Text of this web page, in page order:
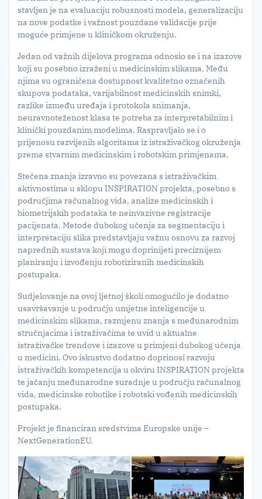
stavljen je na evaluaciju robusnosti modela, generalizaciju
na nove podatke i važnost pouzdane validacije prije
moguće primjene u kliničkom okruženju.
Jedan od važnih dijelova programa odnosio se i na izazove
koji su posebno izraženi u medicinskim slikama. Među
njima su ograničena dostupnost kvalitetno označenih
skupova podataka, varijabilnost medicinskih snimki,
razlike između uređaja i protokola snimanja,
neuravnoteženost klasa te potreba za interpretabilnim i
klinički pouzdanim modelima. Raspravljalo se i o
prijenosu razvijenih algoritama iz istraživačkog okruženja
prema stvarnim medicinskim i robotskim primjenama.
Stečena znanja izravno su povezana s istraživačkim
aktivnostima u sklopu INSPIRATION projekta, posebno s
područjima računalnog vida, analize medicinskih i
biometrijskih podataka te neinvazivne registracije
pacijenata. Metode dubokog učenja za segmentaciju i
interpretaciju slika predstavljaju važnu osnovu za razvoj
naprednih sustava koji mogu doprinijeti preciznijem
planiranju i izvođenju robotiziranih medicinskih
postupaka.
Sudjelovanje na ovoj ljetnoj školi omogućilo je dodatno
usavršavanje u području umjetne inteligencije u
medicinskim slikama, razmjenu znanja s međunarodnim
stručnjacima i istraživačima te uvid u aktualne
istraživačke trendove i izazove u primjeni dubokog učenja
u medicini. Ovo iskustvo dodatno doprinosi razvoju
istraživačkih kompetencija u okviru INSPIRATION projekta
te jačanju međunarodne suradnje u području računalnog
vida, medicinske robotike i robotski vođenih medicinskih
postupaka.
Projekt je financiran sredstvima Europske unije –
NextGenerationEU.